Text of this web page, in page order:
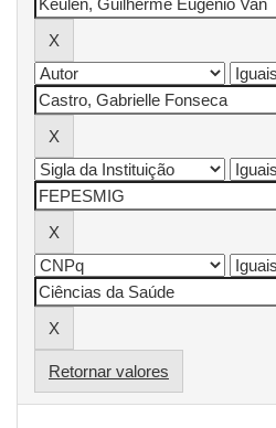
Retornar valores